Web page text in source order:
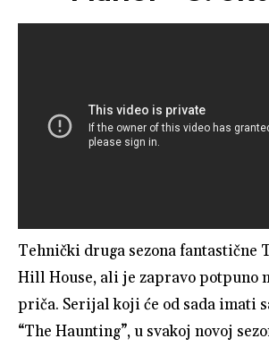
Tehnički druga sezona fantastične
Hill House, ali je zapravo potpuno
priča. Serijal koji će od sada imati
“The Haunting”, u svakoj novoj